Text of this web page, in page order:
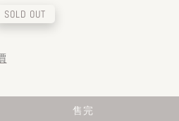
SOLD OUT
售完